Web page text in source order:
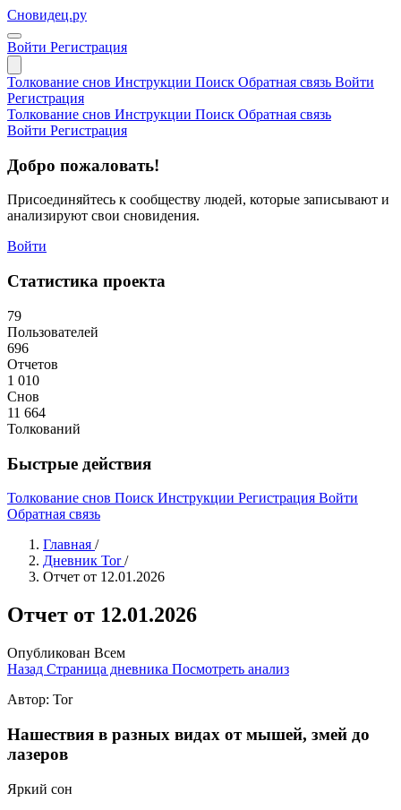
Сновидец.ру
Войти Регистрация
Толкование снов Инструкции Поиск Обратная связь Войти
Регистрация
Толкование снов Инструкции Поиск Обратная связь
Войти Регистрация
Добро пожаловать!
Присоединяйтесь к сообществу людей, которые записывают и
анализируют свои сновидения.
Войти
Статистика проекта
79
Пользователей
696
Отчетов
1 010
Снов
11 664
Толкований
Быстрые действия
Толкование снов Поиск Инструкции Регистрация Войти
Обратная связь
Главная /
Дневник Tor/
Отчет от 12.01.2026
Отчет от 12.01.2026
Опубликован Всем
Назад Страница дневника Посмотреть анализ
Автор: Tor
Нашествия в разных видах от мышей, змей до
лазеров
Яркий сон